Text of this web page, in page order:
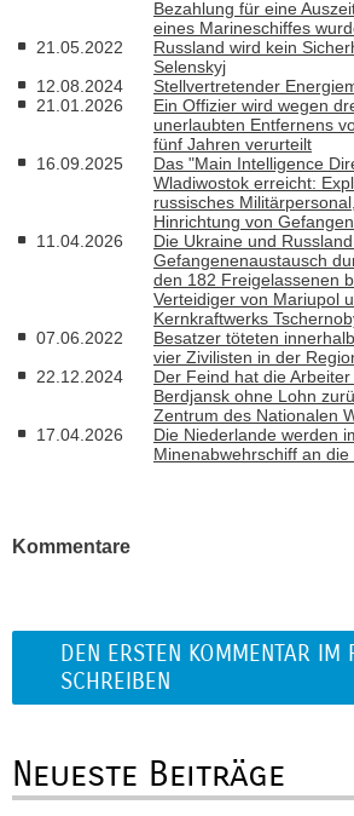
Bezahlung für eine
eines Marineschiffes
21.05.2022
Russland wird kein
Selenskyj
12.08.2024
Stellvertretender
21.01.2026
Ein Offizier wird wegen
unerlaubten Entfernens
fünf Jahren verurteilt
16.09.2025
Das "Main Intelligence
Wladiwostok erreicht:
russisches
Hinrichtung von
11.04.2026
Die Ukraine und
Gefangenenaustausch
den 182 Freigelassenen
Verteidiger von Mariupol
Kernkraftwerks
07.06.2022
Besatzer töteten
vier Zivilisten in der
22.12.2024
Der Feind hat die
Berdjansk ohne Lohn
Zentrum des Nationalen
17.04.2026
Die Niederlande werden
Minenabwehrschiff an
Kommentare
DEN ERSTEN KOMMENTAR IM
SCHREIBEN
Neueste Beiträge